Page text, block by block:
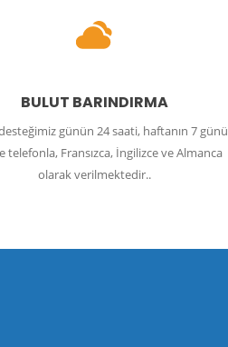
BULUT BARINDIRMA
günün 24 saati, haftanın 7 günü
telefonla, Fransızca, İngilizce ve Almanca
olarak verilmektedir..